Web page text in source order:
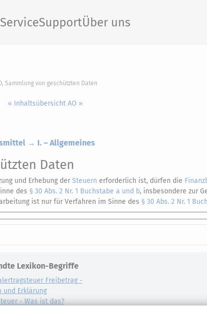
ServiceSupportÜber uns
Sammlung von geschützten Daten
« Inhaltsübersicht AO »
→ I. – Allgemeines
Daten
und Erhebung der Steuern erforderlich ist, dürfen die
des § 30 Abs. 2 Nr. 1 Buchstabe a und b, insbesondere zur
ist nur für Verfahren im Sinne des § 30 Abs. 2 Nr. 1
Lexikon-Begriffe
Freibetrag -
und Erklärung
- Was ist das?